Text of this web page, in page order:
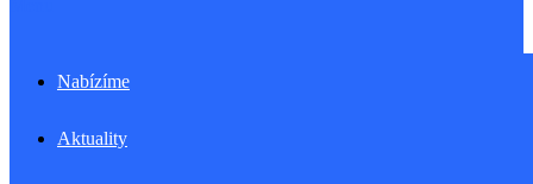
Nabízíme
Aktuality